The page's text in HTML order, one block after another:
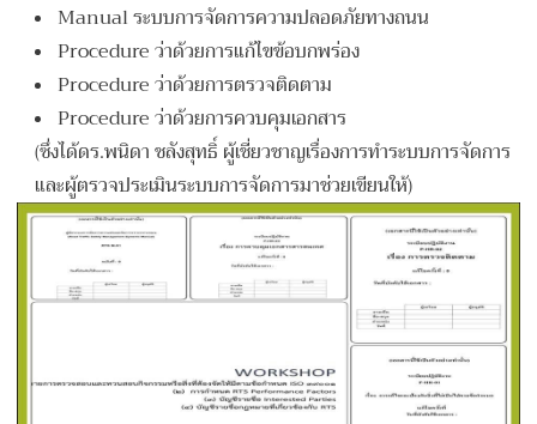
Manual ระบบการจัดการความปลอดภัยทางถนน
Procedure ว่าด้วยการแก้ไขข้อบกพร่อง
Procedure ว่าด้วยการตรวจติดตาม
Procedure ว่าด้วยการควบคุมเอกสาร
(ซึ่งได้ดร.พนิดา ชลังสุทธิ์ ผู้เชี่ยวชาญเรื่องการทำระบบการจัดการ
และผู้ตรวจประเมินระบบการจัดการมาช่วยเขียนให้)